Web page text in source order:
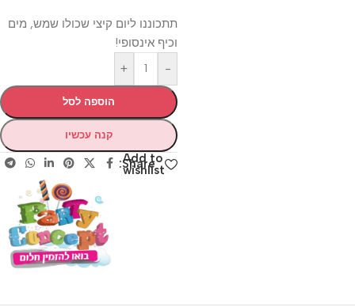
תתכוננו ליום קיצי שכולו שמש, מים
וכיף אינסופי!
-
+
הוספה לסל
קנה עכשיו
Add to
wishlist
Share: